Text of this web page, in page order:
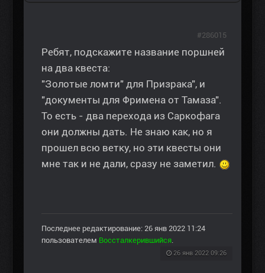
Ребят, подскажите название поршней
на два квеста:
"Золотые ломти" для Призрака", и
"документы для Фримена от Тамаза".
То есть - два перехода из Саркофага
они должны дать. Не знаю как, но я
прошел всю ветку, но эти квесты они
мне так и не дали, сразу не заметил.
Последнее редактирование: 26 янв 2022 11:24
пользователем Воссталкерившийся.
26 янв 2022 09:26
#286015